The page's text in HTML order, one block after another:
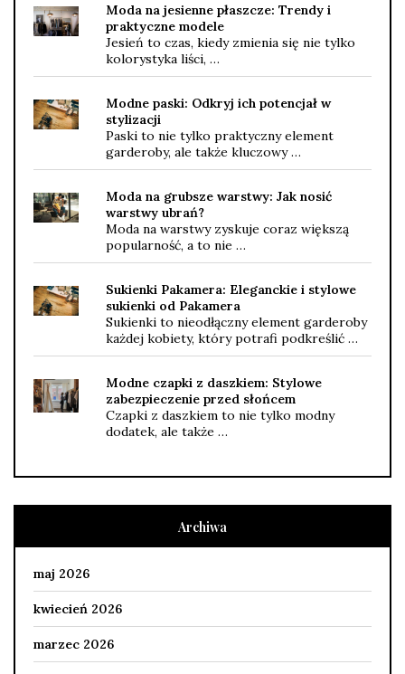
Moda na jesienne płaszcze: Trendy i
praktyczne modele
Jesień to czas, kiedy zmienia się nie tylko
kolorystyka liści, …
Modne paski: Odkryj ich potencjał w
stylizacji
Paski to nie tylko praktyczny element
garderoby, ale także kluczowy …
Moda na grubsze warstwy: Jak nosić
warstwy ubrań?
Moda na warstwy zyskuje coraz większą
popularność, a to nie …
Sukienki Pakamera: Eleganckie i stylowe
sukienki od Pakamera
Sukienki to nieodłączny element garderoby
każdej kobiety, który potrafi podkreślić …
Modne czapki z daszkiem: Stylowe
zabezpieczenie przed słońcem
Czapki z daszkiem to nie tylko modny
dodatek, ale także …
Archiwa
maj 2026
kwiecień 2026
marzec 2026